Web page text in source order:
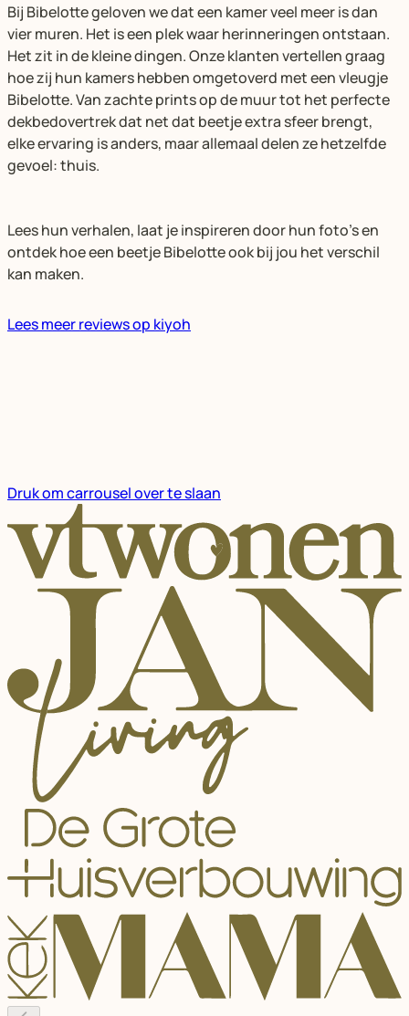
Bij Bibelotte geloven we dat een kamer veel meer is dan
vier muren. Het is een plek waar herinneringen ontstaan.
Het zit in de kleine dingen. Onze klanten vertellen graag
hoe zij hun kamers hebben omgetoverd met een vleugje
Bibelotte. Van zachte prints op de muur tot het perfecte
dekbedovertrek dat net dat beetje extra sfeer brengt,
elke ervaring is anders, maar allemaal delen ze hetzelfde
gevoel: thuis.
Lees hun verhalen, laat je inspireren door hun foto’s en
ontdek hoe een beetje Bibelotte ook bij jou het verschil
kan maken.
Lees meer reviews op kiyoh
Druk om carrousel over te slaan